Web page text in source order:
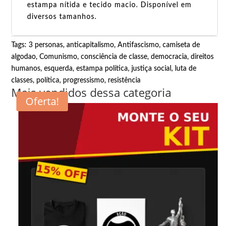
estampa nítida e tecido macio. Disponível em
diversos tamanhos.
Tags:3 personas,anticapitalismo,Antifascismo,camiseta de
algodao,Comunismo,consciência de classe,democracia,direitos
humanos,esquerda,estampa política,justiça social, luta de
classes, política, progressismo, resistência
Mais vendidos dessa categoria
Oferta!